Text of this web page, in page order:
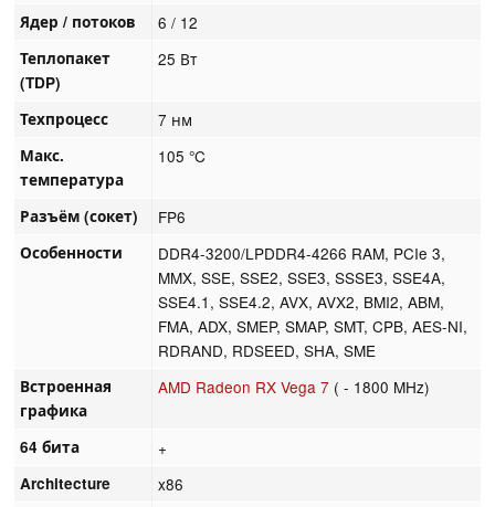
Ядер / потоков 6 / 12
Теплопакет
(TDP)
25 Вт
Техпроцесс 7 нм
Макс.
температура
105 °C
Разъём (сокет) FP6
Особенности
DDR4-3200/LPDDR4-4266 RAM, PCIe 3,
MMX, SSE, SSE2, SSE3, SSSE3, SSE4A,
SSE4.1, SSE4.2, AVX, AVX2, BMI2, ABM,
FMA, ADX, SMEP, SMAP, SMT, CPB, AES-NI,
RDRAND, RDSEED, SHA, SME
Встроенная
графика
AMD Radeon RX Vega 7 ( - 1800 MHz)
64 бита +
Architecture x86